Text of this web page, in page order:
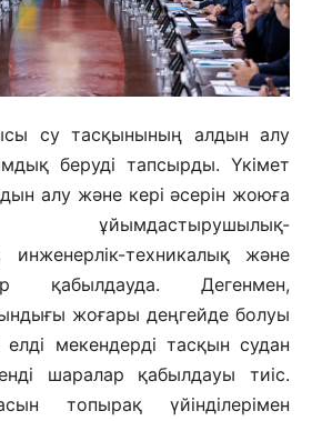
су тасқынының алдын алу
беруді тапсырды. Үкімет
алу және кері әсерін жоюға
ұйымдастырушылық-
инженерлік-техникалық және
қабылдауда. Дегенмен,
жоғары деңгейде болуы
елді мекендерді тасқын судан
шаралар қабылдауы тиіс.
топырақ үйінділерімен